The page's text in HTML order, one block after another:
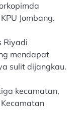
Jombang.
Riyadi
mendapat
sulit dijangkau.
kecamatan,